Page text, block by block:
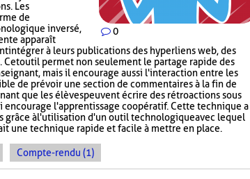
0
Les
de
inversé,
apparaît
intégrer à leurs publications des hyperliens web, des
Cet outil permet non seulement le partage rapide des
mais il encourage aussi l'interaction entre les
de prévoir une section de commentaires à la fin de
que les élèves peuvent écrire des rétroactions sous
l'apprentissage coopératif. Cette technique a
à l'utilisation d'un outil technologique avec lequel
une technique rapide et facile à mettre en place.
Compte-rendu (1)